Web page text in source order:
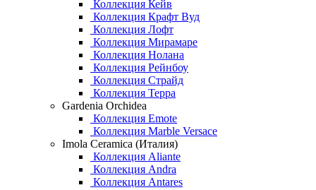
Коллекция Кейв
Коллекция Крафт Вуд
Коллекция Лофт
Коллекция Мирамаре
Коллекция Нолана
Коллекция Рейнбоу
Коллекция Страйд
Коллекция Терра
Gardenia Orchidea
Коллекция Emote
Коллекция Marble Versace
Imola Ceramica (Италия)
Коллекция Aliante
Коллекция Andra
Коллекция Antares